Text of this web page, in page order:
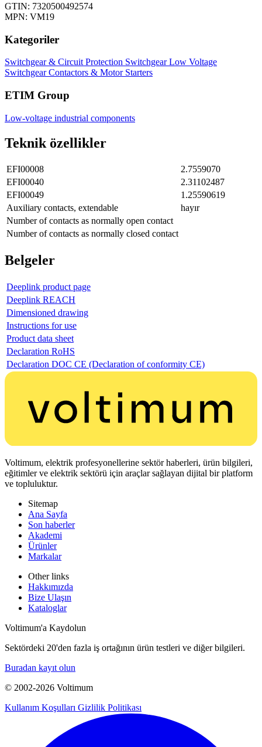
GTIN: 7320500492574
MPN: VM19
Kategoriler
Switchgear & Circuit Protection SwitchgearLow Voltage
SwitchgearContactors & Motor Starters
ETIM Group
Low-voltage industrial components
Teknik özellikler
EFI00008
2.7559070
EFI00040
2.31102487
EFI00049
1.25590619
Auxiliary contacts, extendable
hayır
Number of contacts as normally open contact
Number of contacts as normally closed contact
Belgeler
Deeplink product page
Deeplink REACH
Dimensioned drawing
Instructions for use
Product data sheet
Declaration RoHS
Declaration DOC CE (Declaration of conformity CE)
Voltimum, elektrik profesyonellerine sektör haberleri, ürün bilgileri,
eğitimler ve elektrik sektörü için araçlar sağlayan dijital bir platform
ve topluluktur.
Sitemap
Ana Sayfa
Son haberler
Akademi
Ürünler
Markalar
Other links
Hakkımızda
Bize Ulaşın
Kataloglar
Voltimum'a Kaydolun
Sektördeki 20'den fazla iş ortağının ürün testleri ve diğer bilgileri.
Buradan kayıt olun
© 2002-2026 Voltimum
Kullanım Koşulları Gizlilik Politikası